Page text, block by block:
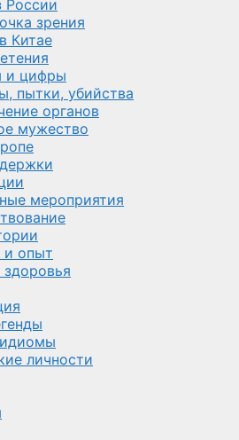
России
зрения
Китае
и цифры
пытки, убийства
органов
мужество
мероприятия
и опыт
личности